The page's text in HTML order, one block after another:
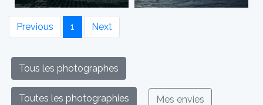
Previous 1 Next
Tous les photographes
Toutes les photographies Mes envies